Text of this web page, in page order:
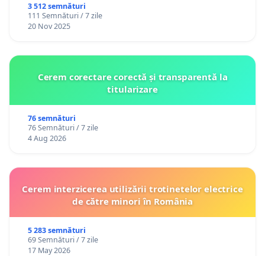
3 512 semnături
111 Semnături / 7 zile
20 Nov 2025
Cerem corectare corectă și transparentă la
titularizare
76 semnături
76 Semnături / 7 zile
4 Aug 2026
Cerem interzicerea utilizării trotinetelor electrice
de către minori în România
5 283 semnături
69 Semnături / 7 zile
17 May 2026